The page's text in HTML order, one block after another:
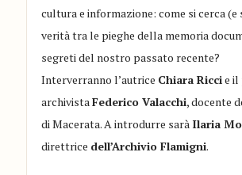
cultura e informazione: come si cerca
verità tra le pieghe della memoria
segreti del nostro passato recente?
Interverranno l’autrice Chiara Riccie il
archivistaFederico Valacchi, docente
di Macerata. A introdurre sarà Ilaria
direttrice dell’Archivio Flamigni.